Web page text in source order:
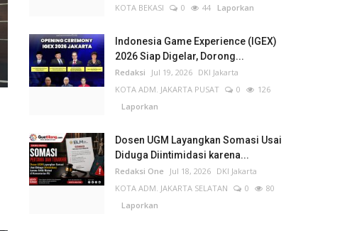
KOTA BEKASI
0 44 Laporkan
Indonesia Game Experience (IGEX)
2026 Siap Digelar, Dorong...
Redaksi Jul 19, 2026 DKI Jakarta
KOTA ADM. JAKARTA PUSAT
0
126
Laporkan
Dosen UGM Layangkan Somasi Usai
Diduga Diintimidasi karena...
Redaksi One Jul 18, 2026 DKI Jakarta
KOTA ADM. JAKARTA SELATAN
0
80
Laporkan